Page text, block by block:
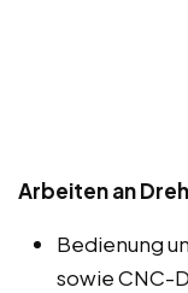
Arbeiten an
Bedienung
sowie CNC-